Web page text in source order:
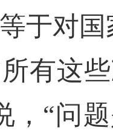
于对
有这
，“问